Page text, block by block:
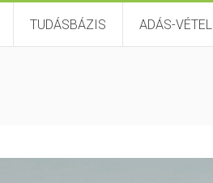
TUDÁSBÁZIS ADÁS-VÉTEL